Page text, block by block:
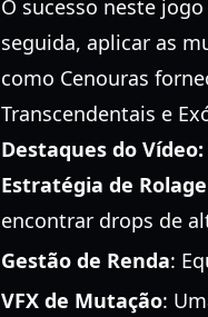
O sucesso neste
seguida, aplicar as
como Cenouras
Transcendentais e
Destaques do Vídeo:
Estratégia de
encontrar drops de
Gestão de Renda:
VFX de Mutação: